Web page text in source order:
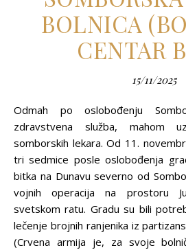
BOLNICA
CENTAR
15/11/2025
Odmah po oslobođenju Sombora organizovana je
zdravstvena služba, mahom
somborskih lekara. Od 11.
tri sedmice posle oslobođenja
bitka na Dunavu severno od
vojnih operacija na prostoru
svetskom ratu. Gradu su bili
lečenje brojnih ranjenika iz
(Crvena armija je, za svoje